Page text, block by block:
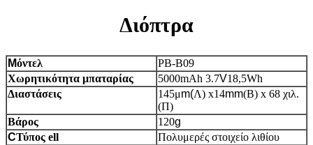
Διόπτρα
Mόντελ
PB-B09
Χωρητικότητα μπαταρίας
5000mAh 3.7V18,5Wh
Διαστάσεις
145μm(Λ) x14mm(Β) x 68 χιλ.
(Π)
Βάρος
120g
CΤύπος ell
Πολυμερές στοιχείο λιθίου